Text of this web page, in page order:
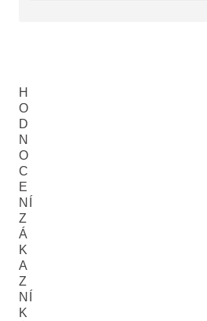
H
O
D
N
O
C
E
NÍ
Z
Á
K
A
Z
NÍ
K